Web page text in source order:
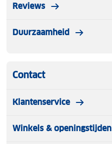
Reviews
Duurzaamheid
Contact
Klantenservice
Winkels & openingstijden